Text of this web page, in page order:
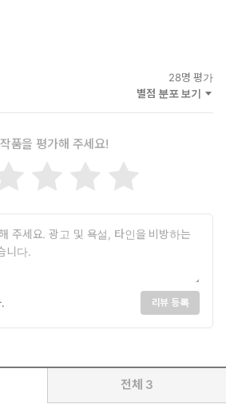
28명 평가
별점 분포 보기
품을 평가해 주세요!
리뷰 등록
전체 3